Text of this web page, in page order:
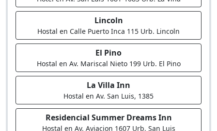
Lincoln
Hostal en Calle Puerto Inca 115 Urb. Lincoln
El Pino
Hostal en Av. Mariscal Nieto 199 Urb. El Pino
La Villa Inn
Hostal en Av. San Luis, 1385
Residencial Summer Dreams Inn
Hostal en Av. Aviacion 1607 Urb. San Luis